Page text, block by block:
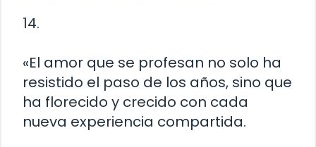
14.
«El amor que se profesan no solo ha
resistido el paso de los años, sino que
ha florecido y crecido con cada
nueva experiencia compartida.